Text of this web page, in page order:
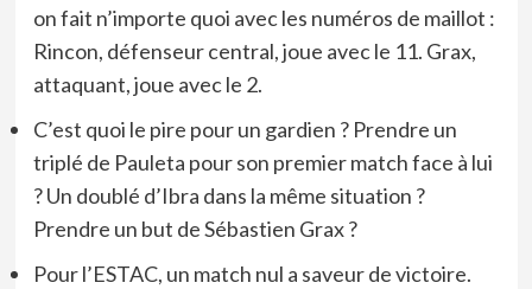
on fait n’importe quoi avec les numéros de maillot :
Rincon, défenseur central, joue avec le 11. Grax,
attaquant, joue avec le 2.
C’est quoi le pire pour un gardien ? Prendre un
triplé de Pauleta pour son premier match face à lui
? Un doublé d’Ibra dans la même situation ?
Prendre un but de Sébastien Grax ?
Pour l’ESTAC, un match nul a saveur de victoire.